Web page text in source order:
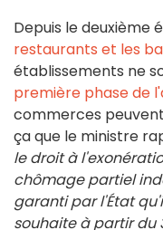
Depuis le deuxième
restaurants et les
établissements ne
première phase de
commerces
ça que le ministre
le droit à
chômage partiel
garanti par l'État
souhaite à partir du